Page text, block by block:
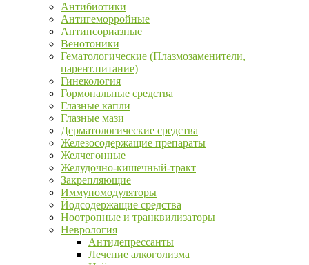
Антибиотики
Антигеморройные
Антипсориазные
Венотоники
Гематологические (Плазмозаменители,
парент.питание)
Гинекология
Гормональные средства
Глазные капли
Глазные мази
Дерматологические средства
Железосодержащие препараты
Желчегонные
Желудочно-кишечный-тракт
Закрепляющие
Иммуномодуляторы
Йодсодержащие средства
Ноотропные и транквилизаторы
Неврология
Антидепрессанты
Лечение алкоголизма